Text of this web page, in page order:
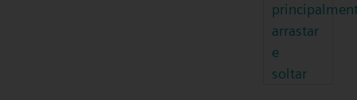
arrastar
e
soltar